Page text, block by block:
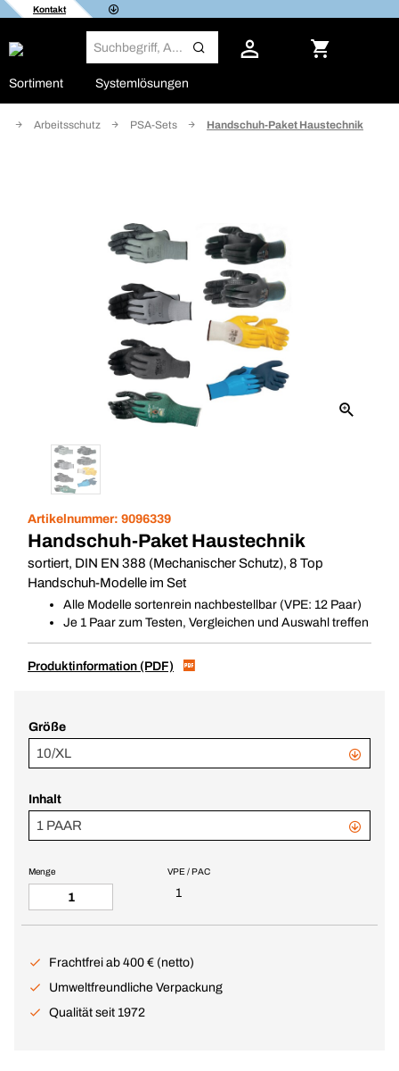
Kontakt
Sortiment Systemlösungen
Arbeitsschutz PSA-Sets Handschuh-Paket Haustechnik
Artikelnummer: 9096339
Handschuh-Paket Haustechnik
sortiert, DIN EN 388 (Mechanischer Schutz), 8 Top
Handschuh-Modelle im Set
Alle Modelle sortenrein nachbestellbar (VPE: 12 Paar)
Je 1 Paar zum Testen, Vergleichen und Auswahl treffen
Produktinformation (PDF)
Größe
10/XL
Inhalt
1 PAAR
VPE / PAC
1
Menge
Frachtfrei ab 400 € (netto)
Umweltfreundliche Verpackung
Qualität seit 1972